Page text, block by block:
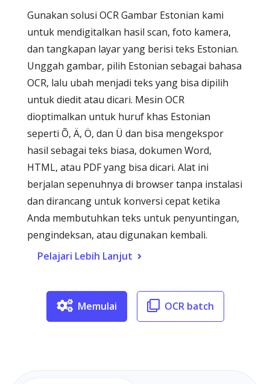
Gunakan solusi OCR Gambar Estonian kami
untuk mendigitalkan hasil scan, foto kamera,
dan tangkapan layar yang berisi teks Estonian.
Unggah gambar, pilih Estonian sebagai bahasa
OCR, lalu ubah menjadi teks yang bisa dipilih
untuk diedit atau dicari. Mesin OCR
dioptimalkan untuk huruf khas Estonian
seperti Õ, Ä, Ö, dan Ü dan bisa mengekspor
hasil sebagai teks biasa, dokumen Word,
HTML, atau PDF yang bisa dicari. Alat ini
berjalan sepenuhnya di browser tanpa instalasi
dan dirancang untuk konversi cepat ketika
Anda membutuhkan teks untuk penyuntingan,
pengindeksan, atau digunakan kembali.
Pelajari Lebih Lanjut
Memulai OCR batch